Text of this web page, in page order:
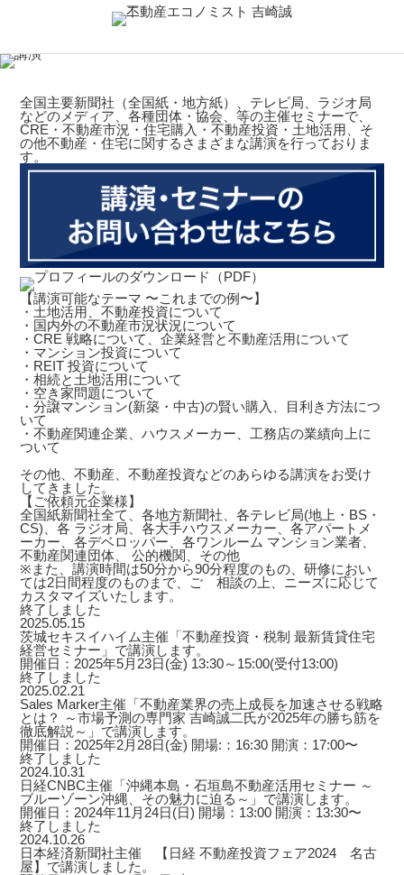
全国主要新聞社（全国紙・地方紙）、テレビ局、ラジオ局
などのメディア、各種団体・協会、等の主催セミナーで、
CRE・不動産市況・住宅購入・不動産投資・土地活用、そ
の他不動産・住宅に関するさまざまな講演を行っておりま
す。
【講演可能なテーマ 〜これまでの例〜】
・土地活用、不動産投資について
・国内外の不動産市況状況について
・CRE 戦略について、企業経営と不動産活用について
・マンション投資について
・REIT 投資について
・相続と土地活用について
・空き家問題について
・分譲マンション(新築・中古)の賢い購入、目利き方法につ
いて
・不動産関連企業、ハウスメーカー、工務店の業績向上に
ついて
その他、不動産、不動産投資などのあらゆる講演をお受け
してきました。
【ご依頼元企業様】
全国紙新聞社全て、各地方新聞社、各テレビ局(地上・BS・
CS)、各 ラジオ局、各大手ハウスメーカー、各アパートメ
ーカー、各デベロッパー、各ワンルーム マンション業者、
不動産関連団体、 公的機関、その他
※また、講演時間は50分から90分程度のもの、研修におい
ては2日間程度のものまで、ご゙相談の上、ニーズに応じて
カスタマイズいたします。
終了しました
2025.05.15
茨城セキスイハイム主催「不動産投資・税制 最新賃貸住宅
経営セミナー」で講演します。
開催日：2025年5月23日(金) 13:30～15:00(受付13:00)
終了しました
2025.02.21
Sales Marker主催「不動産業界の売上成長を加速させる戦略
とは？ ～市場予測の専門家 吉崎誠二氏が2025年の勝ち筋を
徹底解説～」で講演します。
開催日：2025年2月28日(金) 開場:：16:30 開演：17:00〜
終了しました
2024.10.31
日経CNBC主催「沖縄本島・石垣島不動産活用セミナー ～
ブルーゾーン沖縄、その魅力に迫る～」で講演します。
開催日：2024年11月24日(日) 開場：13:00 開演：13:30〜
終了しました
2024.10.26
日本経済新聞社主催 【日経 不動産投資フェア2024 名古
屋】で講演しました。